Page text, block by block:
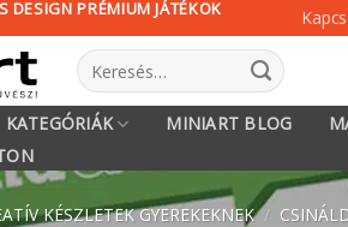
DESIGN PRÉMIUM JÁTÉKOK
Keresés
a
következőre:
KATEGÓRIÁK MINIART BLOG
KÉSZLETEK GYEREKEKNEK /